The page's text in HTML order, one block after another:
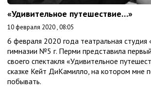
«Удивительное путешествие…»
10 февраля 2020 , 08:05
6 февраля 2020 года театральная студия
гимназии №5 г. Перми представила
своего спектакля «Удивительное
сказке Кейт ДиКамилло, на котором мне
побывать.